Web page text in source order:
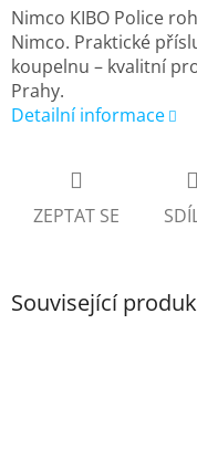
Nimco KIBO Police
Nimco. Praktické
koupelnu – kvalitní
Prahy.
Detailní informace
ZEPTAT SE
Související